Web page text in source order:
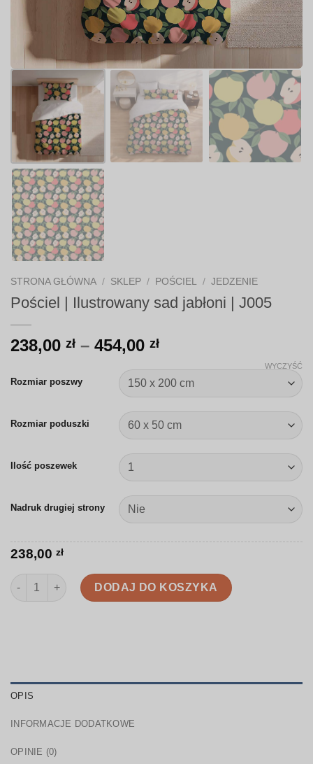
STRONA GŁÓWNA / SKLEP / POŚCIEL / JEDZENIE
Pościel | Ilustrowany sad jabłoni | J005
238,00 zł – 454,00 złZakres
od
238,00 zł
do
454,00 zł
Rozmiar poszwy
Rozmiar poduszki
Ilość poszewek
Nadruk drugiej strony
WYCZYŚĆ
238,00 zł
ilość Pościel | Ilustrowany sad jabłoni | J005
DODAJ DO KOSZYKA
OPIS
INFORMACJE DODATKOWE
OPINIE (0)